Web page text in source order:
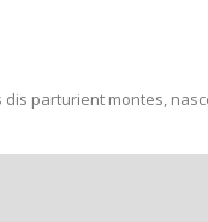
parturient montes,